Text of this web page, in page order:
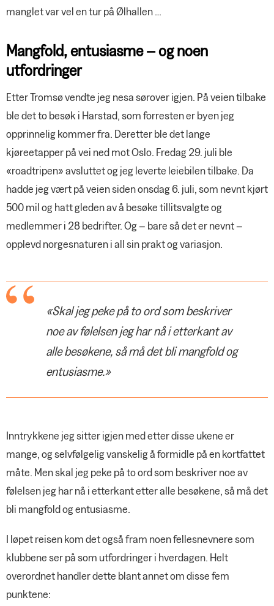
manglet var vel en tur på Ølhallen …
Mangfold, entusiasme – og noen
utfordringer
Etter Tromsø vendte jeg nesa sørover igjen. På veien tilbake
ble det to besøk i Harstad, som forresten er byen jeg
opprinnelig kommer fra. Deretter ble det lange
kjøreetapper på vei ned mot Oslo. Fredag 29. juli ble
«roadtripen» avsluttet og jeg leverte leiebilen tilbake. Da
hadde jeg vært på veien siden onsdag 6. juli, som nevnt kjørt
500 mil og hatt gleden av å besøke tillitsvalgte og
medlemmer i 28 bedrifter. Og – bare så det er nevnt –
opplevd norgesnaturen i all sin prakt og variasjon.
«Skal jeg peke på to ord som beskriver
noe av følelsen jeg har nå i etterkant av
alle besøkene, så må det bli mangfold og
entusiasme.»
Inntrykkene jeg sitter igjen med etter disse ukene er
mange, og selvfølgelig vanskelig å formidle på en kortfattet
måte. Men skal jeg peke på to ord som beskriver noe av
følelsen jeg har nå i etterkant etter alle besøkene, så må det
bli mangfold og entusiasme.
I løpet reisen kom det også fram noen fellesnevnere som
klubbene ser på som utfordringer i hverdagen. Helt
overordnet handler dette blant annet om disse fem
punktene: